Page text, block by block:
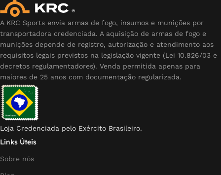
A KRC Sports envia armas de fogo, insumos e munições por
transportadora credenciada. A aquisição de armas de fogo e
munições depende de registro, autorização e atendimento aos
requisitos legais previstos na legislação vigente (Lei 10.826/03 e
decretos regulamentadores). Venda permitida apenas para
maiores de 25 anos com documentação regularizada.
Loja Credenciada pelo Exército Brasileiro.
Links Úteis
Sobre nós